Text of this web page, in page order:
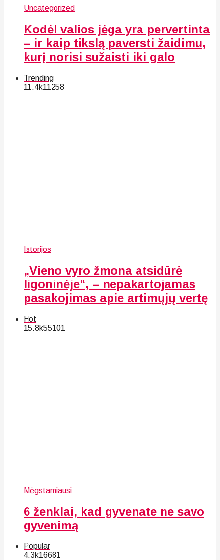
Uncategorized
Kodėl valios jėga yra pervertinta
– ir kaip tikslą paversti žaidimu,
kurį norisi sužaisti iki galo
Trending
11.4k11258
Istorijos
„Vieno vyro žmona atsidūrė
ligoninėje“, – nepakartojamas
pasakojimas apie artimųjų vertę
Hot
15.8k55101
Mėgstamiausi
6 ženklai, kad gyvenate ne savo
gyvenimą
Popular
4.3k16681